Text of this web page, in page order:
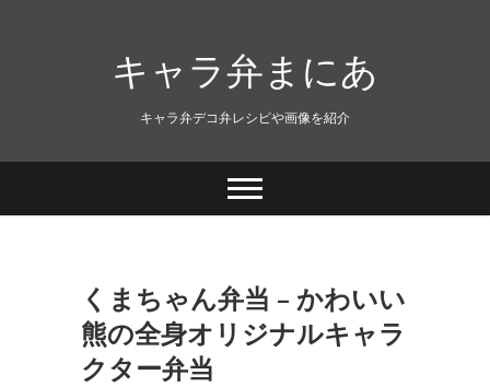
キャラ弁まにあ
キャラ弁デコ弁レシピや画像を紹介
くまちゃん弁当 – かわいい
熊の全身オリジナルキャラ
クター弁当